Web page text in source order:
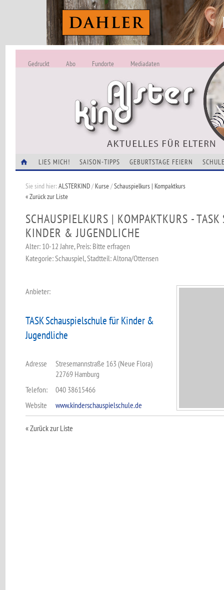
ALSTERKIND -
Alles Neu
Gedruckt Abo Fundorte Mediadaten
LIES MICH! SAISON-TIPPS GEBURTSTAGE FEIERN
Sie sind hier:ALSTERKIND/Kurse/Schauspielkurs | Kompaktkurs
« Zurück zur Liste
SCHAUSPIELKURS | KOMPAKTKURS -
KINDER & JUGENDLICHE
Alter: 10-12 Jahre, Preis: Bitte erfragen
Kategorie: Schauspiel, Stadtteil: Altona/Ottensen
Anbieter:
TASK Schauspielschule für Kinder &
Jugendliche
Adresse
Stresemannstraße 163 (Neue Flora)
22769 Hamburg
Telefon:
040 38615466
Website
www.kinderschauspielschule.de
« Zurück zur Liste